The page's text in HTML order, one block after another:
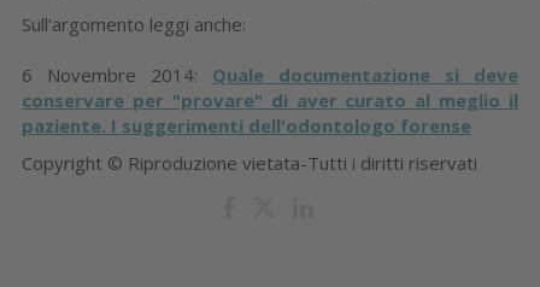
Sull'argomento leggi anche:
6 Novembre 2014: Quale documentazione si deve
conservare per "provare" di aver curato al meglio il
paziente. I suggerimenti dell'odontologo forense
Copyright © Riproduzione vietata-Tutti i diritti riservati